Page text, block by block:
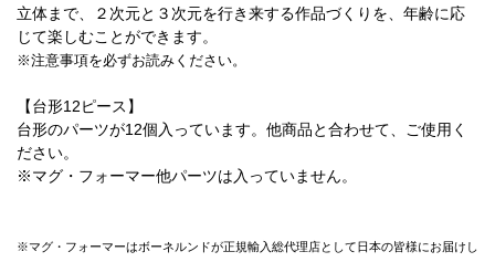
立体まで、２次元と３次元を行き来する作品づくりを、年齢に応
じて楽しむことができます。
※注意事項を必ずお読みください。
【台形12ピース】
台形のパーツが12個入っています。他商品と合わせて、ご使用く
ださい。
※マグ・フォーマー他パーツは入っていません。
※マグ・フォーマーはボーネルンドが正規輸入総代理店として日本の皆様にお届けし